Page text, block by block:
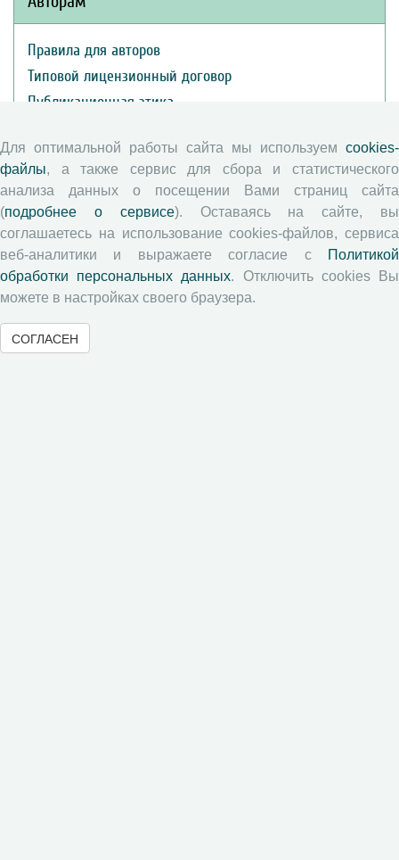
Правила для авторов
Типовой лицензионный договор
Публикационная этика
Авторские права
Рецензентам
Памятка рецензенту
Положение о рецензировании
Форма рецензии
Для оптимальной работы сайта мы используем cookies-
файлы, а также сервис для сбора и статистического
анализа данных о посещении Вами страниц сайта
(подробнее о сервисе). Оставаясь на сайте, вы
соглашаетесь на использование cookies-файлов, сервиса
веб-аналитики и выражаете согласие с
Политикой
обработки персональных данных. Отключить cookies Вы
можете в настройках своего браузера.
СОГЛАСЕН